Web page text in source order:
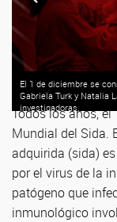
El 1 de diciembre se
Gabriela Turk y Natalia
investigadoras.
Todos los años,
Mundial del Sida.
adquirida (sida)
por el virus de la
patógeno que
inmunológico